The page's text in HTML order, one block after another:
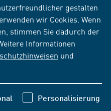
gestalten
wir Cookies. Wenn
stimmen Sie dadurch der
Informationen
und
Personalisierung